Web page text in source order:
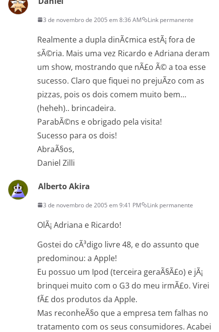
3 de novembro de 2005 em 8:36 AM Link permanente
Realmente a dupla dinÃ¢mica estÃ¡ fora de
sÃ©ria. Mais uma vez Ricardo e Adriana deram
um show, mostrando que nÃ£o Ã© a toa esse
sucesso. Claro que fiquei no prejuÃ­zo com as
pizzas, pois os dois comem muito bem…
(heheh).. brincadeira.
ParabÃ©ns e obrigado pela visita!
Sucesso para os dois!
AbraÃ§os,
Daniel Zilli
Alberto Akira
3 de novembro de 2005 em 9:41 PM Link permanente
OlÃ¡ Adriana e Ricardo!
Gostei do cÃ³digo livre 48, e do assunto que
predominou: a Apple!
Eu possuo um Ipod (terceira geraÃ§Ã£o) e jÃ¡
brinquei muito com o G3 do meu irmÃ£o. Virei
fÃ£ dos produtos da Apple.
Mas reconheÃ§o que a empresa tem falhas no
tratamento com os seus consumidores. Acabei